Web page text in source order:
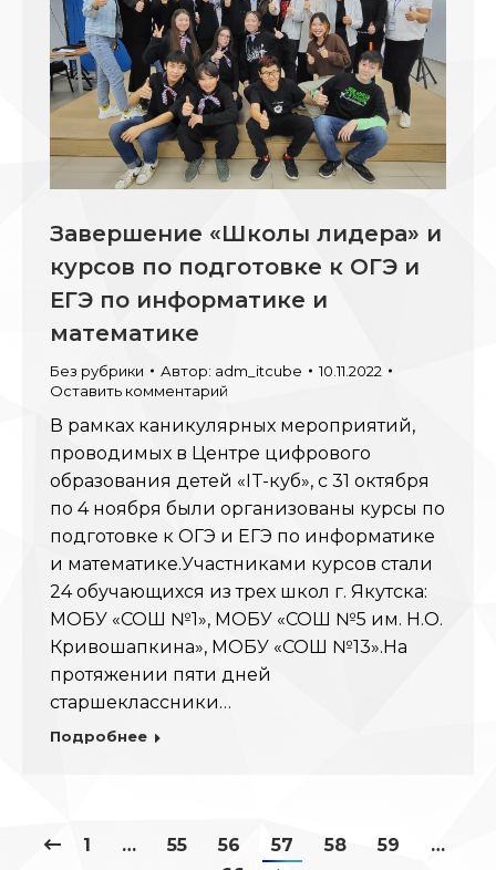
Завершение «Школы лидера» и
курсов по подготовке к ОГЭ и
ЕГЭ по информатике и
математике
Без рубрики Автор: adm_itcube
10.11.2022
Оставить комментарий
В рамках каникулярных мероприятий,
проводимых в Центре цифрового
образования детей «IT-куб», с 31 октября
по 4 ноября были организованы курсы по
подготовке к ОГЭ и ЕГЭ по информатике
и математике.Участниками курсов стали
24 обучающихся из трех школ г. Якутска:
МОБУ «СОШ №1», МОБУ «СОШ №5 им. Н.О.
Кривошапкина», МОБУ «СОШ №13».На
протяжении пяти дней
старшеклассники…
Подробнее
1 … 55 56 57 58 59
…